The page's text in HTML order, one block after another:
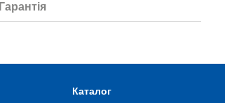
Гарантія
Каталог